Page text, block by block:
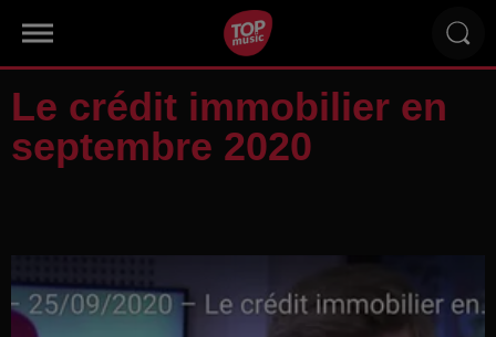
Le crédit immobilier en
septembre 2020